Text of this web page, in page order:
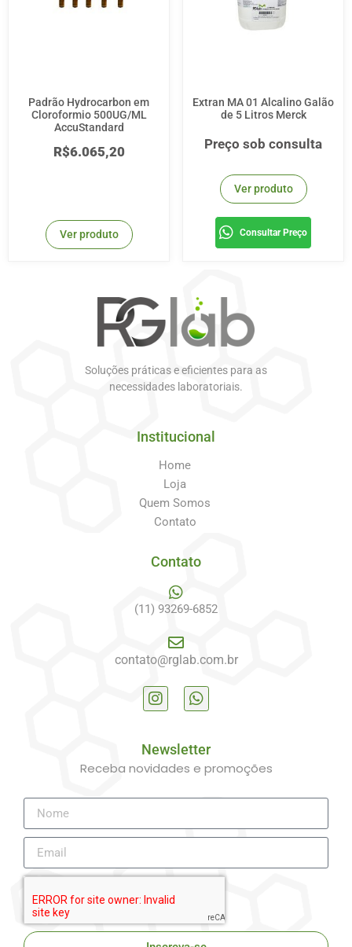
Padrão Hydrocarbon em
Cloroformio 500UG/ML
AccuStandard
R$6.065,20
Ver produto
Extran MA 01 Alcalino Galão
de 5 Litros Merck
Preço sob consulta
Ver produto
Consultar Preço
Soluções práticas e eficientes para as
necessidades laboratoriais.
Institucional
Home
Loja
Quem Somos
Contato
Contato
(11) 93269-6852
contato@rglab.com.br
Newsletter
Receba novidades e promoções